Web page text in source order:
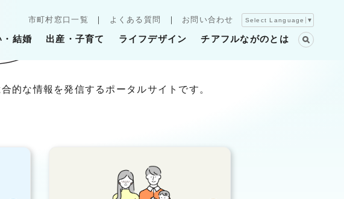
市町村窓口一覧 よくある質問 お問い合わせ Select Language ▼
・結婚 出産・子育て ライフデザイン チアフルながのとは
合的な情報を発信するポータルサイトです。